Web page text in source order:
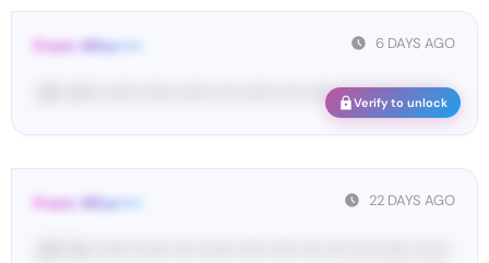
6 DAYS AGO
From: Wha•••••
<#• ك•••• •••••• •••••• •••••• •••• •••••• •••• •••••• •••• •••••• •••••• •
Verify to unlock
22 DAYS AGO
From: Wha•••••